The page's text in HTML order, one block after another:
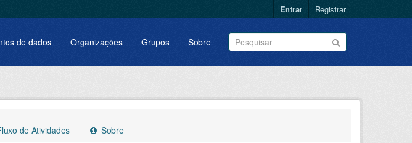
Entrar Registrar
de dados Organizações Grupos Sobre
de Atividades Sobre